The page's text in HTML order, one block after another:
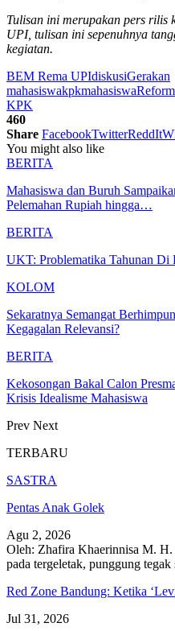
Tulisan ini merupakan pers rilis
UPI, tulisan ini sepenuhnya
kegiatan.
BEM Rema UPIdiskusiGerakan
mahasiswakpkmahasiswa
KPK
460
Share FacebookTwitterReddIt
You might also like
BERITA
Mahasiswa dan Buruh
Pelemahan Rupiah hingga…
BERITA
UKT: Problematika Tahunan Di
KOLOM
Sekaratnya Semangat
Kegagalan Relevansi?
BERITA
Kekosongan Bakal Calon
Krisis Idealisme Mahasiswa
Prev Next
TERBARU
SASTRA
Pentas Anak Golek
Agu 2, 2026
Oleh: Zhafira Khaerinnisa M. H.
pada tergeletak, punggung tegak
Red Zone Bandung: Ketika
Jul 31, 2026